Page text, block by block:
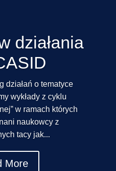
działania
działań o tematyce
wykłady z cyklu
w ramach których
naukowcy z
tacy jak...
More